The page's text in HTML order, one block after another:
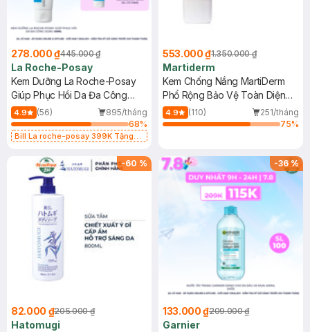
278.000 ₫445.000 ₫
La Roche-Posay
Kem Dưỡng La Roche-Posay
Giúp Phục Hồi Da Đa Công
Dụng 40ml
4.9 (56)
895/tháng
68%
Bill La roche-posay 399K Tặng
(SL có hạn)
553.000 ₫1.350.000 ₫
Martiderm
Kem Chống Nắng MartiDerm
Phổ Rộng Bảo Vệ Toàn Diện
40ml
4.9 (110)
251/tháng
75%
-60 %
82.000 ₫205.000 ₫
Hatomugi
-36%
133.000 ₫209.000 ₫
Garnier